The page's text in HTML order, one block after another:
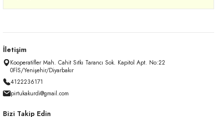
İletişim
Kooperatifler Mah. Cahit Sıtkı Tarancı Sok. Kapitol Apt. No:22
0FİS/Yenişehir/Diyarbakır
4122236171
pirtukakurdi@gmail.com
Bizi Takip Edin